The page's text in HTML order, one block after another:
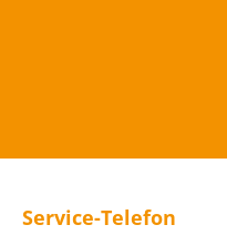
Service-Telefon